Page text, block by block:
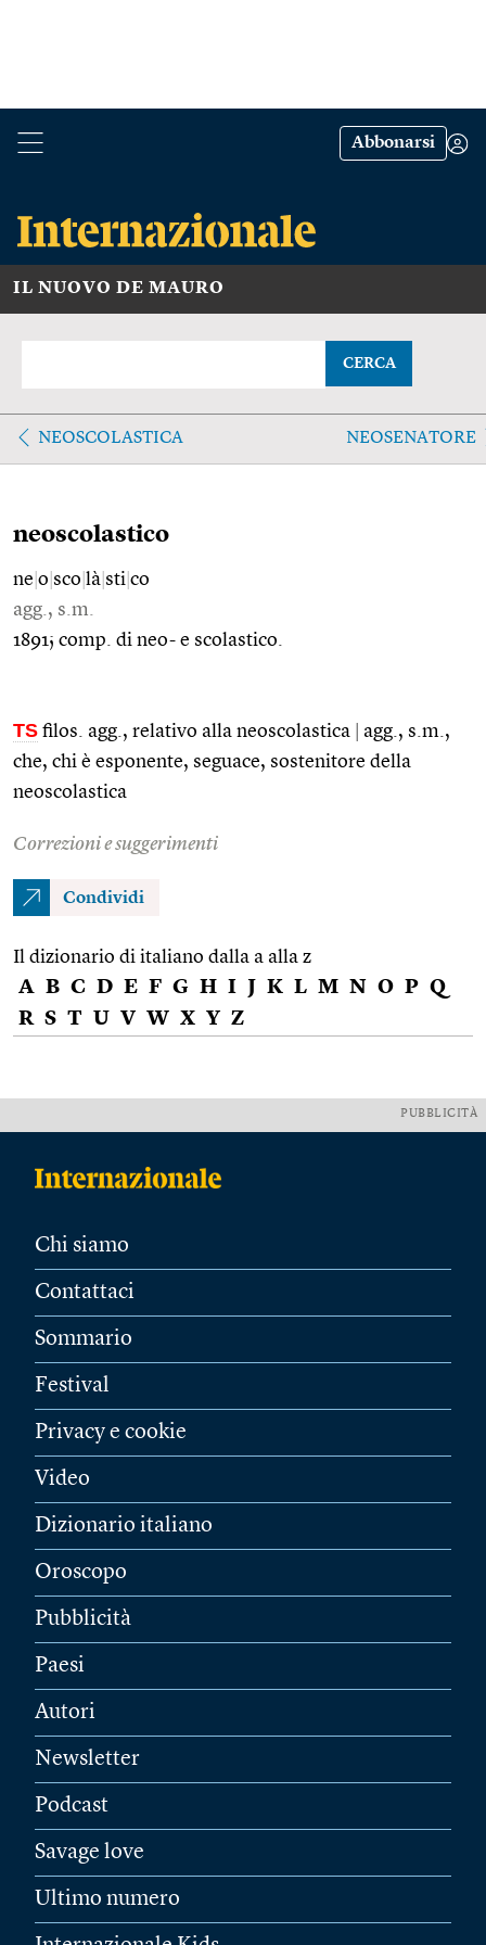
Abbonarsi
IL NUOVO DE MAURO
CERCA
NEOSCOLASTICA NEOSENATORE
neoscolastico
ne o sco là sti co
agg., s.m.
1891; comp. di neo- e scolastico.
TS filos. agg., relativo alla neoscolastica
agg., s.m.,
che, chi è esponente, seguace, sostenitore della
neoscolastica
Correzioni e suggerimenti
Condividi
Il dizionario di italiano dalla a alla z
A B C D E F G H I J K L M N O P Q
R S T U V W X Y Z
PUBBLICITÀ
Chi siamo
Contattaci
Sommario
Festival
Privacy e cookie
Video
Dizionario italiano
Oroscopo
Pubblicità
Paesi
Autori
Newsletter
Podcast
Savage love
Ultimo numero